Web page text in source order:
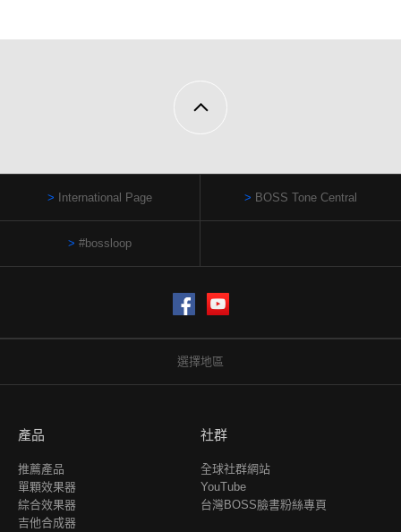
International Page BOSS Tone Central
#bossloop
FacebookYouTube
選擇地區
產品
推薦產品
單顆效果器
綜合效果器
吉他合成器
社群
全球社群網站
YouTube
台灣BOSS臉書粉絲專頁